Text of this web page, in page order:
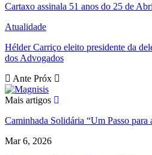
Cartaxo assinala 51 anos do 25 de
Atualidade
Hélder Carriço eleito presidente da
dos Advogados
Ante Próx
Mais artigos
Caminhada Solidária “Um Passo para
Mar 6, 2026